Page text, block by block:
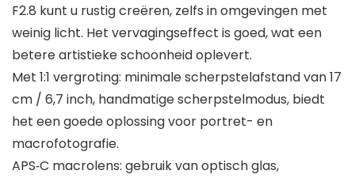
F2.8 kunt u rustig creëren, zelfs in omgevingen met
weinig licht. Het vervagingseffect is goed, wat een
betere artistieke schoonheid oplevert.
Met 1:1 vergroting: minimale scherpstelafstand van 17
cm / 6,7 inch, handmatige scherpstelmodus, biedt
het een goede oplossing voor portret- en
macrofotografie.
APS‑C macrolens: gebruik van optisch glas,